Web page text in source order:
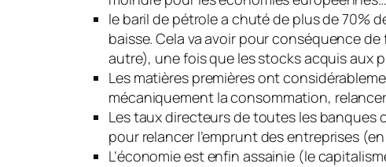
le baril de pétrole a chuté de plus de 70%
baisse. Cela va avoir pour conséquence
autre), une fois que les stocks acquis aux
Les matières premières ont
mécaniquement la consommation,
Les taux directeurs de toutes les
pour relancer l’emprunt des entreprises
L’économie est enfin assainie (le